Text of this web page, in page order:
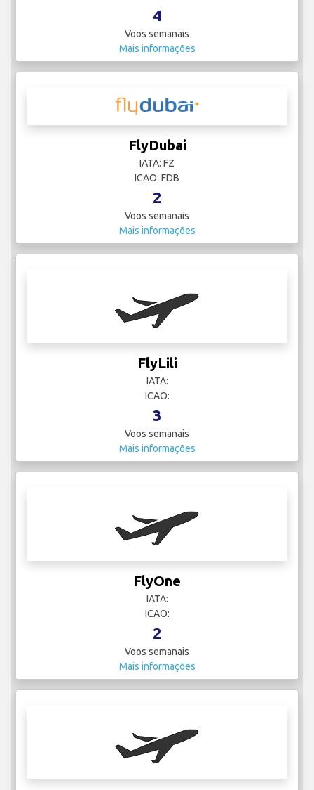
4
Voos semanais
Mais informações
FlyDubai
IATA: FZ
ICAO: FDB
2
Voos semanais
Mais informações
FlyLili
IATA:
ICAO:
3
Voos semanais
Mais informações
FlyOne
IATA:
ICAO:
2
Voos semanais
Mais informações